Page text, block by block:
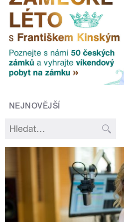
NEJNOVĚJŠÍ